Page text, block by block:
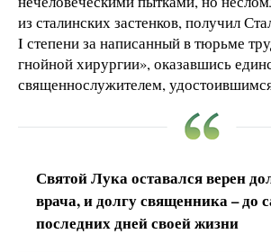
из сталинских застенков, получил
I степени за написанный в тюрьме
гнойной хирургии», оказавшись
священнослужителем,
Святой Лука оставался верен
врача, и долгу священника – до
последних дней своей жизни